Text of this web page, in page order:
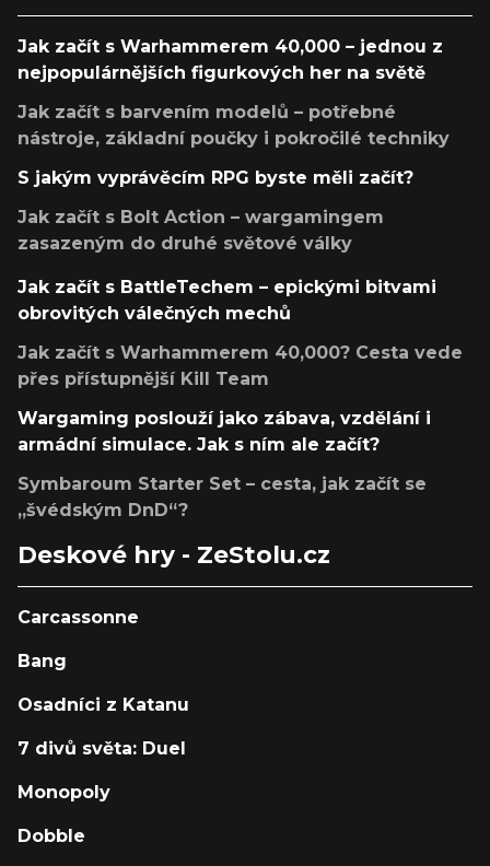
Jak začít s Warhammerem 40,000 – jednou z
nejpopulárnějších figurkových her na světě
Jak začít s barvením modelů – potřebné
nástroje, základní poučky i pokročilé techniky
S jakým vyprávěcím RPG byste měli začít?
Jak začít s Bolt Action – wargamingem
zasazeným do druhé světové války
Jak začít s BattleTechem – epickými bitvami
obrovitých válečných mechů
Jak začít s Warhammerem 40,000? Cesta vede
přes přístupnější Kill Team
Wargaming poslouží jako zábava, vzdělání i
armádní simulace. Jak s ním ale začít?
Symbaroum Starter Set – cesta, jak začít se
„švédským DnD“?
Deskové hry - ZeStolu.cz
Carcassonne
Bang
Osadníci z Katanu
7 divů světa: Duel
Monopoly
Dobble